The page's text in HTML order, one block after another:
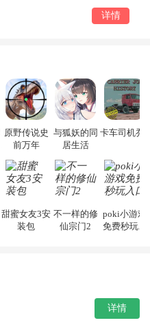
详情
原野传说史
前万年
与狐妖的同
居生活
卡车司机乔3
甜蜜女友3安
装包
不一样的修
仙宗门2
poki小游戏
免费秒玩入
详情